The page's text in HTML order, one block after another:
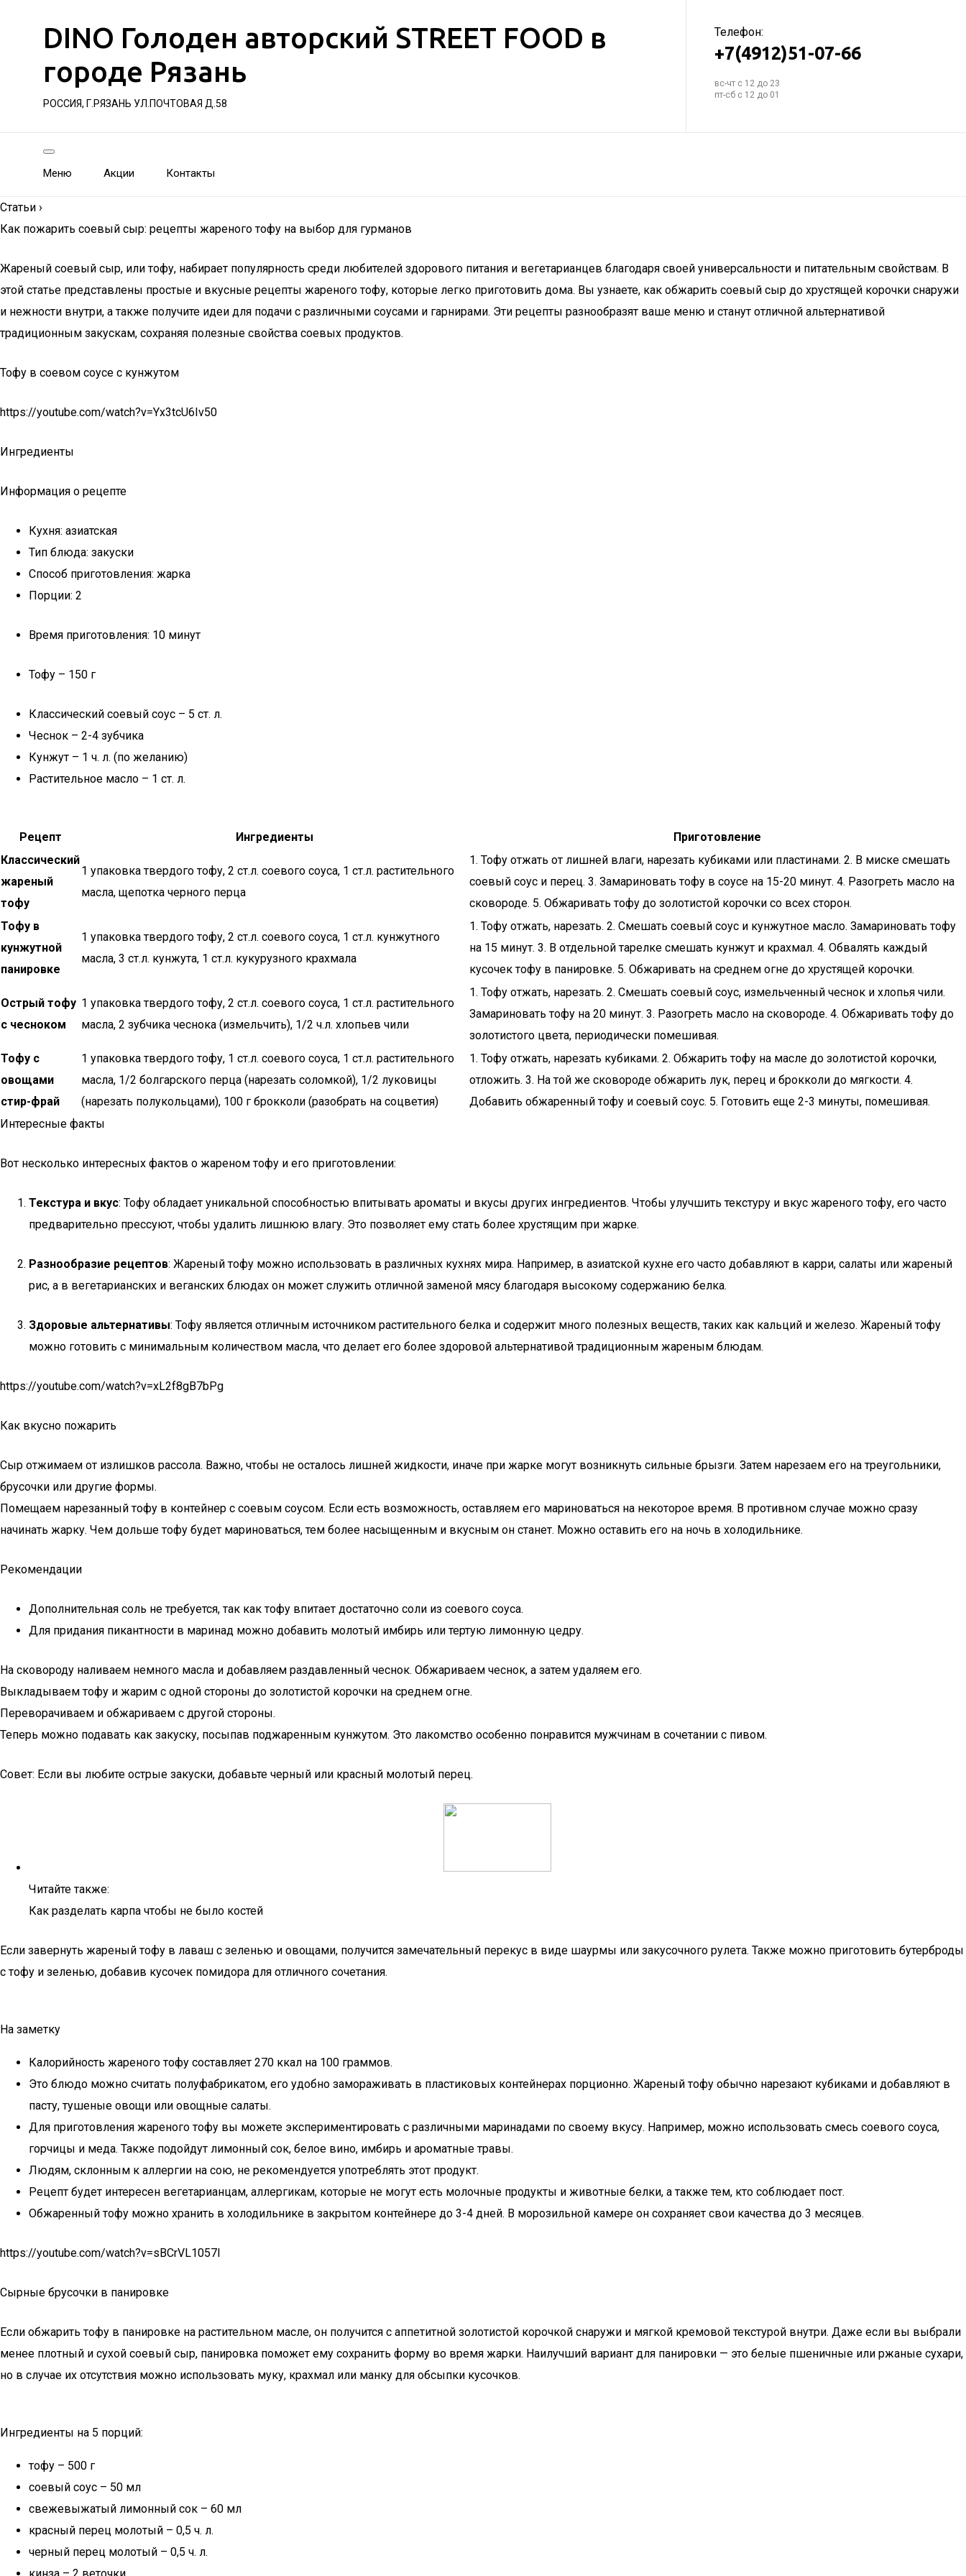
DINO Голоден авторский STREET FOOD в
городе Рязань
РОССИЯ, Г.РЯЗАНЬ УЛ.ПОЧТОВАЯ Д.58
Телефон:
+7(4912)51-07-66
вс-чт с 12 до 23
пт-сб с 12 до 01
Меню Акции Контакты
Статьи ›
Как пожарить соевый сыр: рецепты жареного тофу на выбор для гурманов
Жареный соевый сыр, или тофу, набирает популярность среди любителей здорового питания и вегетарианцев благодаря своей универсальности и питательным свойствам. В
этой статье представлены простые и вкусные рецепты жареного тофу, которые легко приготовить дома. Вы узнаете, как обжарить соевый сыр до хрустящей корочки снаружи
и нежности внутри, а также получите идеи для подачи с различными соусами и гарнирами. Эти рецепты разнообразят ваше меню и станут отличной альтернативой
традиционным закускам, сохраняя полезные свойства соевых продуктов.
Тофу в соевом соусе с кунжутом
https://youtube.com/watch?v=Yx3tcU6Iv50
Ингредиенты
Информация о рецепте
Кухня: азиатская
Тип блюда: закуски
Способ приготовления: жарка
Порции: 2
Время приготовления: 10 минут
Тофу – 150 г
Классический соевый соус – 5 ст. л.
Чеснок – 2-4 зубчика
Кунжут – 1 ч. л. (по желанию)
Растительное масло – 1 ст. л.
Рецепт Ингредиенты
Приготовление
Классический
жареный
тофу
1 упаковка твердого тофу, 2 ст.л. соевого соуса, 1 ст.л. растительного
масла, щепотка черного перца
1. Тофу отжать от лишней влаги, нарезать кубиками или пластинами. 2. В миске смешать
соевый соус и перец. 3. Замариновать тофу в соусе на 15-20 минут. 4. Разогреть масло на
сковороде. 5. Обжаривать тофу до золотистой корочки со всех сторон.
Тофу в
кунжутной
панировке
1 упаковка твердого тофу, 2 ст.л. соевого соуса, 1 ст.л. кунжутного
масла, 3 ст.л. кунжута, 1 ст.л. кукурузного крахмала
1. Тофу отжать, нарезать. 2. Смешать соевый соус и кунжутное масло. Замариновать тофу
на 15 минут. 3. В отдельной тарелке смешать кунжут и крахмал. 4. Обвалять каждый
кусочек тофу в панировке. 5. Обжаривать на среднем огне до хрустящей корочки.
Острый тофу
с чесноком
1 упаковка твердого тофу, 2 ст.л. соевого соуса, 1 ст.л. растительного
масла, 2 зубчика чеснока (измельчить), 1/2 ч.л. хлопьев чили
1. Тофу отжать, нарезать. 2. Смешать соевый соус, измельченный чеснок и хлопья чили.
Замариновать тофу на 20 минут. 3. Разогреть масло на сковороде. 4. Обжаривать тофу до
золотистого цвета, периодически помешивая.
Тофу с
овощами
стир-фрай
1 упаковка твердого тофу, 1 ст.л. соевого соуса, 1 ст.л. растительного
масла, 1/2 болгарского перца (нарезать соломкой), 1/2 луковицы
(нарезать полукольцами), 100 г брокколи (разобрать на соцветия)
1. Тофу отжать, нарезать кубиками. 2. Обжарить тофу на масле до золотистой корочки,
отложить. 3. На той же сковороде обжарить лук, перец и брокколи до мягкости. 4.
Добавить обжаренный тофу и соевый соус. 5. Готовить еще 2-3 минуты, помешивая.
Интересные факты
Вот несколько интересных фактов о жареном тофу и его приготовлении:
Текстура и вкус: Тофу обладает уникальной способностью впитывать ароматы и вкусы других ингредиентов. Чтобы улучшить текстуру и вкус жареного тофу, его часто
предварительно прессуют, чтобы удалить лишнюю влагу. Это позволяет ему стать более хрустящим при жарке.
Разнообразие рецептов: Жареный тофу можно использовать в различных кухнях мира. Например, в азиатской кухне его часто добавляют в карри, салаты или жареный
рис, а в вегетарианских и веганских блюдах он может служить отличной заменой мясу благодаря высокому содержанию белка.
Здоровые альтернативы: Тофу является отличным источником растительного белка и содержит много полезных веществ, таких как кальций и железо. Жареный тофу
можно готовить с минимальным количеством масла, что делает его более здоровой альтернативой традиционным жареным блюдам.
https://youtube.com/watch?v=xL2f8gB7bPg
Как вкусно пожарить
Сыр отжимаем от излишков рассола. Важно, чтобы не осталось лишней жидкости, иначе при жарке могут возникнуть сильные брызги. Затем нарезаем его на треугольники,
брусочки или другие формы.
Помещаем нарезанный тофу в контейнер с соевым соусом. Если есть возможность, оставляем его мариноваться на некоторое время. В противном случае можно сразу
начинать жарку. Чем дольше тофу будет мариноваться, тем более насыщенным и вкусным он станет. Можно оставить его на ночь в холодильнике.
Рекомендации
Дополнительная соль не требуется, так как тофу впитает достаточно соли из соевого соуса.
Для придания пикантности в маринад можно добавить молотый имбирь или тертую лимонную цедру.
На сковороду наливаем немного масла и добавляем раздавленный чеснок. Обжариваем чеснок, а затем удаляем его.
Выкладываем тофу и жарим с одной стороны до золотистой корочки на среднем огне.
Переворачиваем и обжариваем с другой стороны.
Теперь можно подавать как закуску, посыпав поджаренным кунжутом. Это лакомство особенно понравится мужчинам в сочетании с пивом.
Совет: Если вы любите острые закуски, добавьте черный или красный молотый перец.
Читайте также:
Как разделать карпа чтобы не было костей
Если завернуть жареный тофу в лаваш с зеленью и овощами, получится замечательный перекус в виде шаурмы или закусочного рулета. Также можно приготовить бутерброды
с тофу и зеленью, добавив кусочек помидора для отличного сочетания.
На заметку
Калорийность жареного тофу составляет 270 ккал на 100 граммов.
Это блюдо можно считать полуфабрикатом, его удобно замораживать в пластиковых контейнерах порционно. Жареный тофу обычно нарезают кубиками и добавляют в
пасту, тушеные овощи или овощные салаты.
Для приготовления жареного тофу вы можете экспериментировать с различными маринадами по своему вкусу. Например, можно использовать смесь соевого соуса,
горчицы и меда. Также подойдут лимонный сок, белое вино, имбирь и ароматные травы.
Людям, склонным к аллергии на сою, не рекомендуется употреблять этот продукт.
Рецепт будет интересен вегетарианцам, аллергикам, которые не могут есть молочные продукты и животные белки, а также тем, кто соблюдает пост.
Обжаренный тофу можно хранить в холодильнике в закрытом контейнере до 3-4 дней. В морозильной камере он сохраняет свои качества до 3 месяцев.
https://youtube.com/watch?v=sBCrVL1057I
Сырные брусочки в панировке
Если обжарить тофу в панировке на растительном масле, он получится с аппетитной золотистой корочкой снаружи и мягкой кремовой текстурой внутри. Даже если вы выбрали
менее плотный и сухой соевый сыр, панировка поможет ему сохранить форму во время жарки. Наилучший вариант для панировки — это белые пшеничные или ржаные сухари,
но в случае их отсутствия можно использовать муку, крахмал или манку для обсыпки кусочков.
Ингредиенты на 5 порций:
тофу – 500 г
соевый соус – 50 мл
свежевыжатый лимонный сок – 60 мл
красный перец молотый – 0,5 ч. л.
черный перец молотый – 0,5 ч. л.